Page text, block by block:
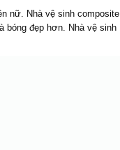
nữ. Nhà vệ sinh composite
bóng đẹp hơn. Nhà vệ sinh